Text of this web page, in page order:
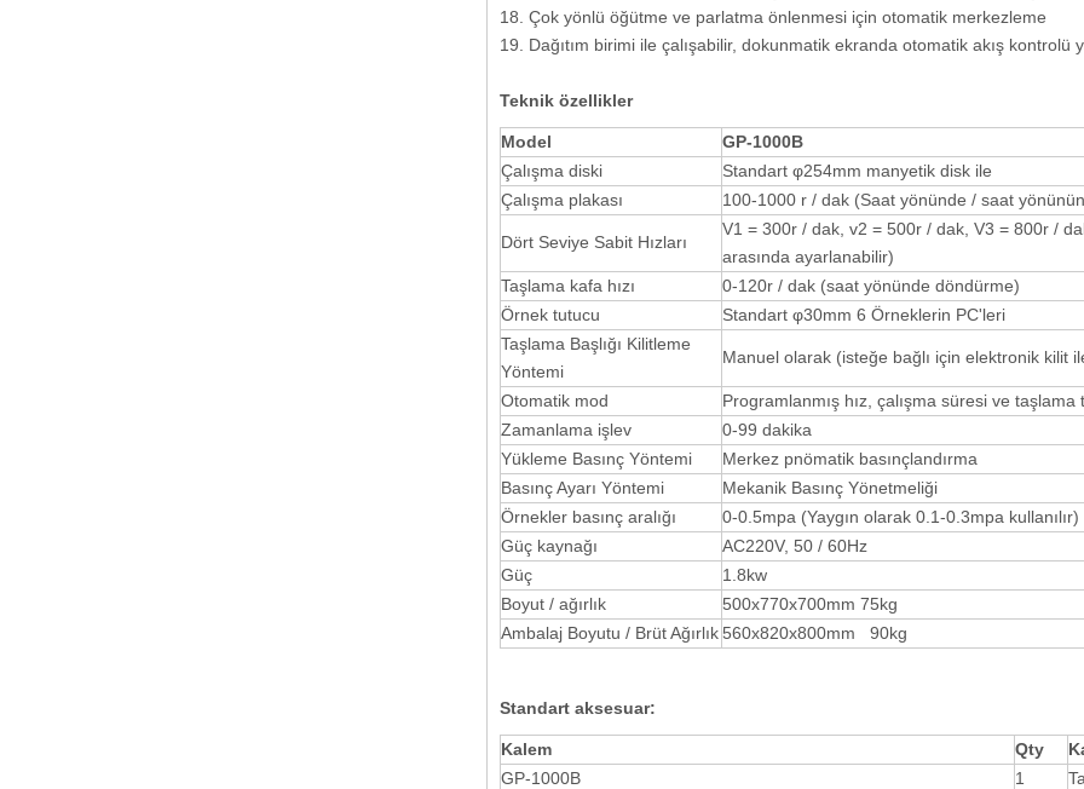
18. Çok yönlü öğütme ve parlatma önlenmesi için otomatik merkezleme
19. Dağıtım birimi ile çalışabilir, dokunmatik ekranda otomatik akış kontrolü
Teknik özellikler
Model
GP-1000B
Çalışma diski
Standart φ254mm manyetik disk ile
Çalışma plakası
100-1000 r / dak (Saat yönünde / saat
Dört Seviye Sabit Hızları
V1 = 300r / dak, v2 = 500r / dak, V3 = 800r /
arasında ayarlanabilir)
Taşlama kafa hızı
0-120r / dak (saat yönünde döndürme)
Örnek tutucu
Standart φ30mm 6 Örneklerin PC'leri
Taşlama Başlığı Kilitleme
Yöntemi
Manuel olarak (isteğe bağlı için elektronik kilit
Otomatik mod
Programlanmış hız, çalışma süresi ve
Zamanlama işlev
0-99 dakika
Yükleme Basınç Yöntemi
Merkez pnömatik basınçlandırma
Basınç Ayarı Yöntemi
Mekanik Basınç Yönetmeliği
Örnekler basınç aralığı
0-0.5mpa (Yaygın olarak 0.1-0.3mpa kullanılır)
Güç kaynağı
AC220V, 50 / 60Hz
Güç
1.8kw
Boyut / ağırlık
500x770x700mm 75kg
Ambalaj Boyutu / Brüt Ağırlık560x820x800mm 90kg
Standart aksesuar:
Kalem Qty
GP-1000B
1